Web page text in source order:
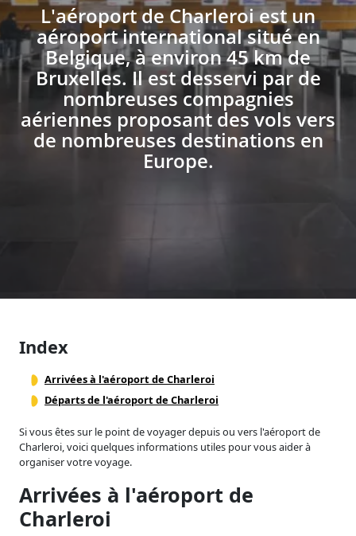
L'aéroport de Charleroi est un
aéroport international situé en
Belgique, à environ 45 km de
Bruxelles. Il est desservi par de
nombreuses compagnies
aériennes proposant des vols vers
de nombreuses destinations en
Europe.
Index
Arrivées à l'aéroport de Charleroi
Départs de l'aéroport de Charleroi
Si vous êtes sur le point de voyager depuis ou vers l'aéroport de
Charleroi, voici quelques informations utiles pour vous aider à
organiser votre voyage.
Arrivées à l'aéroport de
Charleroi